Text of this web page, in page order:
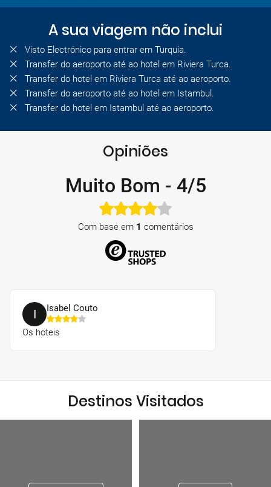
A sua viagem não inclui
Visto Electrónico para entrar em Turquia.
Transfer do aeroporto até ao hotel em Riviera Turca.
Transfer do hotel em Riviera Turca até ao aeroporto.
Transfer do aeroporto até ao hotel em Istambul.
Transfer do hotel em Istambul até ao aeroporto.
Opiniões
Muito Bom - 4/5
Com base em 1 comentários
I Isabel Couto
Os hoteis
Destinos Visitados